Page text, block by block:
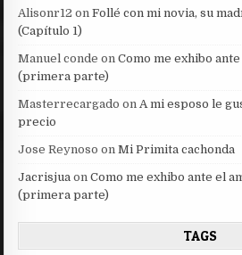
Alisonr12 onFollé con mi novia, su
(Capítulo 1)
Manuel conde onComo me exhibo
(primera parte)
Masterrecargado onA mi esposo le
precio
Jose Reynoso onMi Primita cachonda
Jacrisjua onComo me exhibo ante el
(primera parte)
TAGS